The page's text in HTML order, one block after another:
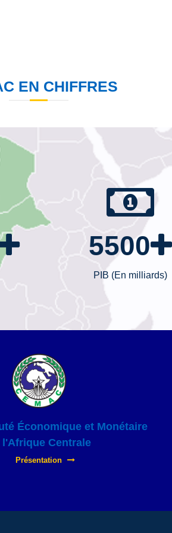
EN CHIFFRES
5500
PIB (En milliards)
Économique et Monétaire
l'Afrique Centrale
Présentation